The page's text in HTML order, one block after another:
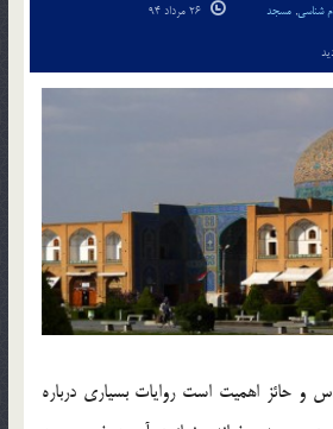
شناسی, مسجد
و حائز اهمیت است روایات بسیاری درباره